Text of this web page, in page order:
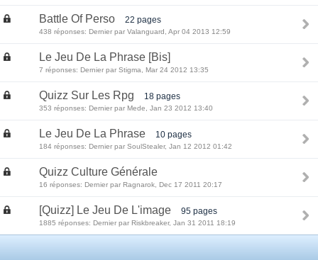
Battle Of Perso 22 pages
438 réponses: Dernier par Valanguard, Apr 04 2013 12:59
Le Jeu De La Phrase [Bis]
7 réponses: Dernier par Stigma, Mar 24 2012 13:35
Quizz Sur Les Rpg 18 pages
353 réponses: Dernier par Mede, Jan 23 2012 13:40
Le Jeu De La Phrase 10 pages
184 réponses: Dernier par SoulStealer, Jan 12 2012 01:42
Quizz Culture Générale
16 réponses: Dernier par Ragnarok, Dec 17 2011 20:17
[Quizz] Le Jeu De L'image 95 pages
1885 réponses: Dernier par Riskbreaker, Jan 31 2011 18:19